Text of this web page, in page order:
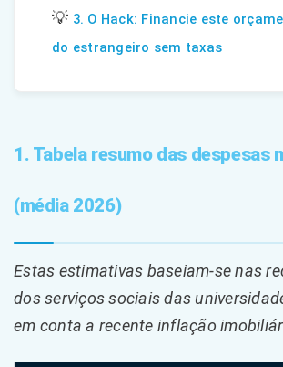
💡 3. O Hack: Financie este
do estrangeiro sem taxas
1. Tabela resumo das despesas
(média 2026)
Estas estimativas baseiam-se nas
dos serviços sociais das
em conta a recente inflação